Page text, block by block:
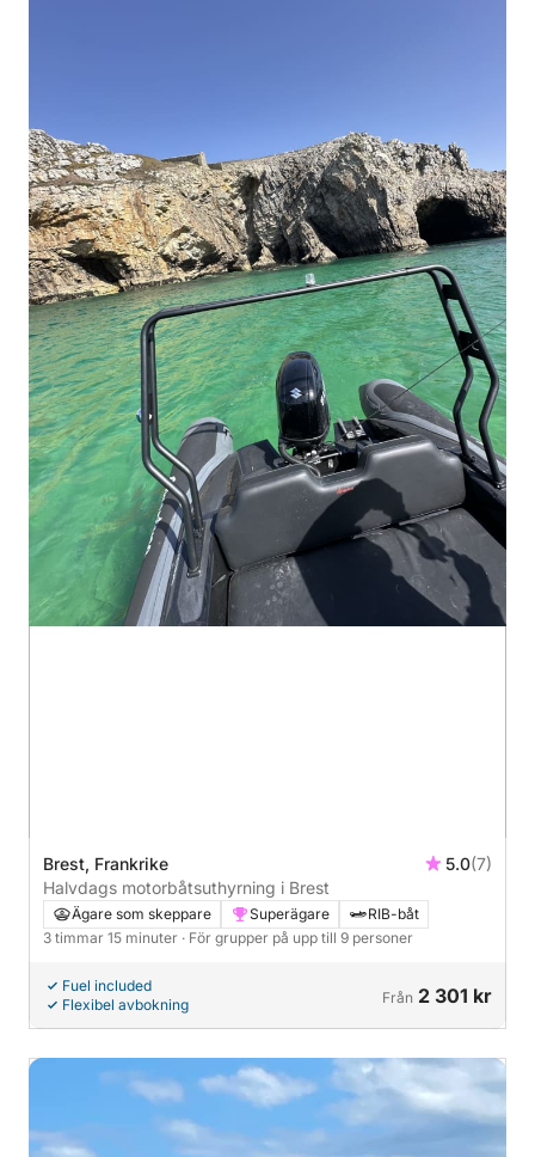
Brest, Frankrike 5.0(7)
Halvdags motorbåtsuthyrning i Brest
Ägare som skeppare Superägare
RIB-båt
3 timmar 15 minuter · För grupper på upp till 9 personer
Fuel included
Flexibel avbokning
Från 2 301 kr